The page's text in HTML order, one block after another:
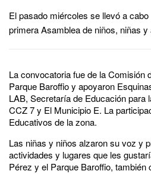
El pasado miércoles se llevó a
primera Asamblea de niños, niñas y
La convocatoria fue de la Comisión
Parque Baroffio y apoyaron
LAB, Secretaría de Educación para
CCZ 7 y El Municipio E. La
Educativos de la zona.
Las niñas y niños alzaron su voz y
actividades y lugares que les
Pérez y el Parque Baroffio, también